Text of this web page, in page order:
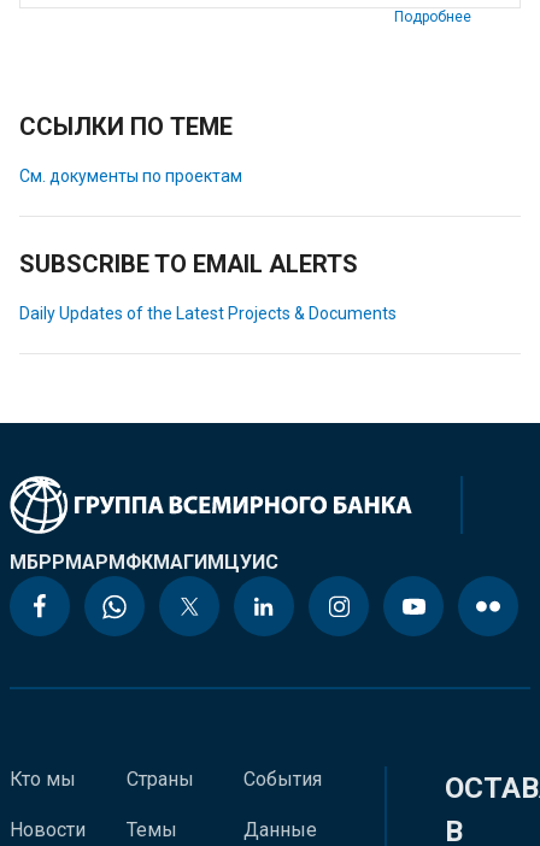
Подробнее
ССЫЛКИ ПО ТЕМЕ
См. документы по проектам
SUBSCRIBE TO EMAIL ALERTS
Daily Updates of the Latest Projects & Documents
МБРРМАРМФКМАГИМЦУИС
Кто мы
Новости
Страны
Темы
События
Данные
В